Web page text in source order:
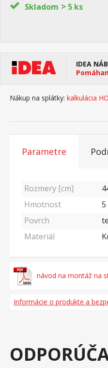
Skladom > 5 ks
IDEA
Nákup na splátky: kalkulácia
Parametre
Rozmery [cm]
Hmotnost
5
Povrch
Materiál
návod na montáž na
Informácie o produkte a